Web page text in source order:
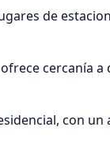
de
cercanía
con